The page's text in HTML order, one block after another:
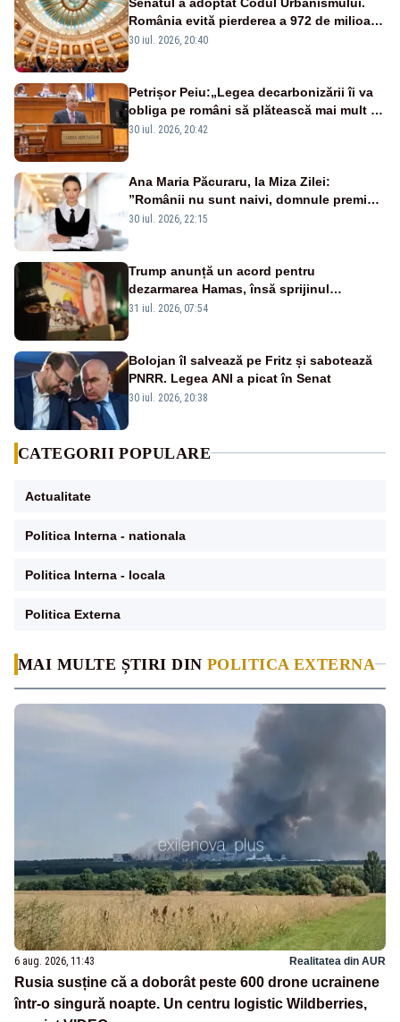
MAI MULTE ȘTIRI DIN POLITICA EXTERNA
6 aug. 2026, 11:43 Realitatea din AUR
Rusia susține că a doborât peste 600 drone ucrainene
într-o singură noapte. Un centru logistic Wildberries,
România evită pierderea a 972 de milioane
de euro din PNRR
30 iul. 2026, 20:40
Petrișor Peiu:„Legea decarbonizării îi va
obliga pe români să plătească mai mult și
să stea în frig. AUR a votat împotrivă”
30 iul. 2026, 20:42
Ana Maria Păcuraru, la Miza Zilei:
”Românii nu sunt naivi, domnule premier
Bolojan”
30 iul. 2026, 22:15
Trump anunță un acord pentru
dezarmarea Hamas, însă sprijinul
Israelului rămâne incert
31 iul. 2026, 07:54
Bolojan îl salvează pe Fritz și sabotează
PNRR. Legea ANI a picat în Senat
30 iul. 2026, 20:38
CATEGORII POPULARE
Actualitate
Politica Interna - nationala
Politica Interna - locala
Politica Externa